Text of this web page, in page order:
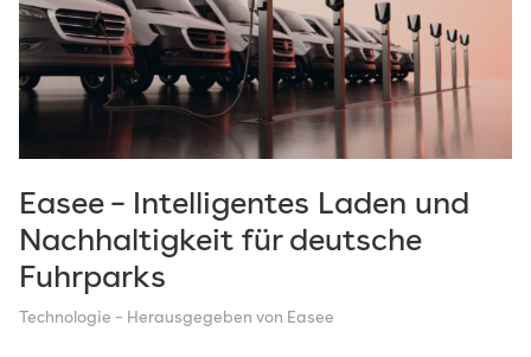
Nachrichten
Sicherheit
Technologie
Easee – Intelligentes Laden und
Nachhaltigkeit für deutsche
Fuhrparks
Technologie – Herausgegeben von Easee